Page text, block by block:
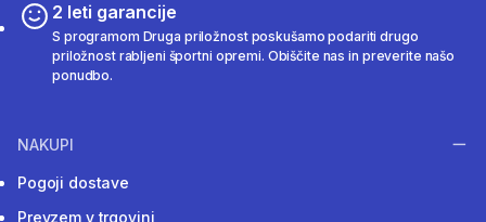
2 leti garancije
S programom Druga priložnost poskušamo podariti drugo
priložnost rabljeni športni opremi. Obiščite nas in preverite našo
ponudbo.
NAKUPI
Pogoji dostave
Prevzem v trgovini